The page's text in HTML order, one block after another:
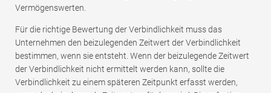
Vermögenswerten.
Für die richtige Bewertung der Verbindlichkeit muss das
Unternehmen den beizulegenden Zeitwert der Verbindlichkeit
bestimmen, wenn sie entsteht. Wenn der beizulegende Zeitwert
der Verbindlichkeit nicht ermittelt werden kann, sollte die
Verbindlichkeit zu einem späteren Zeitpunkt erfasst werden,